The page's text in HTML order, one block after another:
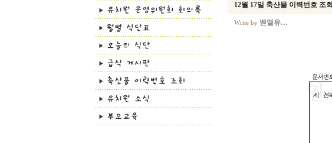
12월 17일 축산물 이력번호 조회
Write by 벧엘유…